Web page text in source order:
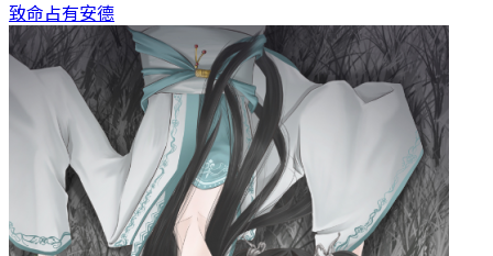
致命占有安德